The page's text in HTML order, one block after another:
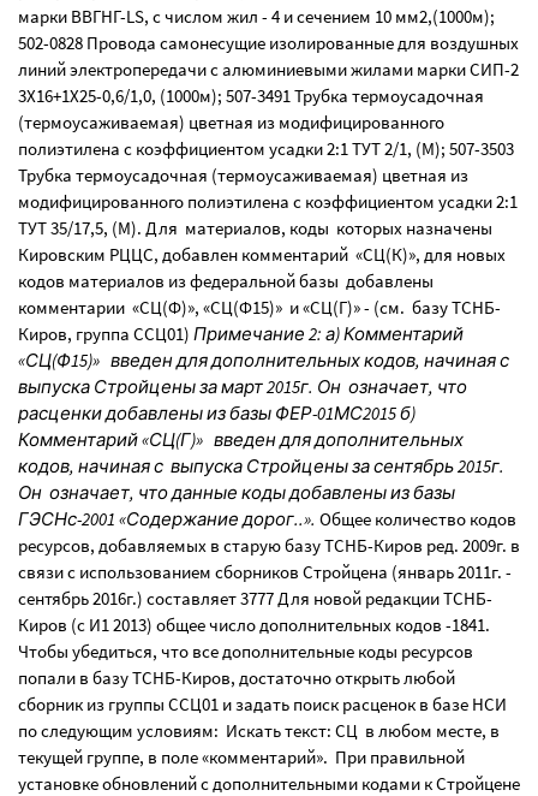
марки ВВГНГ-LS, с числом жил - 4 и сечением 10 мм2,(1000м);
502-0828 Провода самонесущие изолированные для воздушных
линий электропередачи с алюминиевыми жилами марки СИП-2
3Х16+1Х25-0,6/1,0, (1000м); 507-3491 Трубка термоусадочная
(термоусаживаемая) цветная из модифицированного
полиэтилена с коэффициентом усадки 2:1 ТУТ 2/1, (М); 507-3503
Трубка термоусадочная (термоусаживаемая) цветная из
модифицированного полиэтилена с коэффициентом усадки 2:1
ТУТ 35/17,5, (М). Для материалов, коды которых назначены
Кировским РЦЦС, добавлен комментарий «СЦ(К)», для новых
кодов материалов из федеральной базы добавлены
комментарии «СЦ(Ф)», «СЦ(Ф15)» и «СЦ(Г)» - (см. базу ТСНБ-
Киров, группа ССЦ01) Примечание 2: а) Комментарий
«СЦ(Ф15)» введен для дополнительных кодов, начиная с
выпуска Стройцены за март 2015г. Он означает, что
расценки добавлены из базы ФЕР-01МС2015 б)
Комментарий «СЦ(Г)» введен для дополнительных
кодов, начиная с выпуска Стройцены за сентябрь 2015г.
Он означает, что данные коды добавлены из базы
ГЭСНс-2001 «Содержание дорог..». Общее количество кодов
ресурсов, добавляемых в старую базу ТСНБ-Киров ред. 2009г. в
связи с использованием сборников Стройцена (январь 2011г. -
сентябрь 2016г.) составляет 3777 Для новой редакции ТСНБ-
Киров (с И1 2013) общее число дополнительных кодов -1841.
Чтобы убедиться, что все дополнительные коды ресурсов
попали в базу ТСНБ-Киров, достаточно открыть любой
сборник из группы ССЦ01 и задать поиск расценок в базе НСИ
по следующим условиям: Искать текст: СЦ в любом месте, в
текущей группе, в поле «комментарий». При правильной
установке обновлений с дополнительными кодами к Стройцене